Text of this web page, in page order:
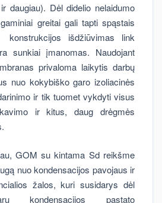
daugiau). Dėl didelio nelaidumo
greitai gali tapti spąstais
išdžiūvimas link
sunkiai įmanomas. Naudojant
privaloma laikytis darbų
nuo kokybiško garo izoliacinės
ir tik tuomet vykdyti visus
ir kitus, daug drėgmės
GOM su kintama Sd reikšme
nuo kondensacijos pavojaus ir
žalos, kuri susidarys dėl
kondensacijos pastato